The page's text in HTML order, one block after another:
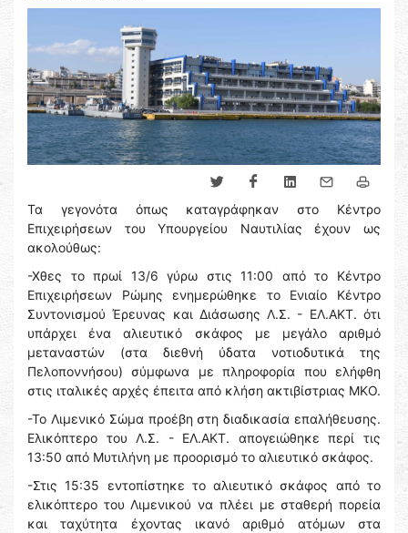
Τα γεγονότα όπως καταγράφηκαν στο Κέντρο
Επιχειρήσεων του Υπουργείου Ναυτιλίας έχουν ως
ακολούθως:
-Χθες το πρωί 13/6 γύρω στις 11:00 από το Κέντρο
Επιχειρήσεων Ρώμης ενημερώθηκε το Ενιαίο Κέντρο
Συντονισμού Έρευνας και Διάσωσης Λ.Σ. - ΕΛ.ΑΚΤ. ότι
υπάρχει ένα αλιευτικό σκάφος με μεγάλο αριθμό
μεταναστών (στα διεθνή ύδατα νοτιοδυτικά της
Πελοποννήσου) σύμφωνα με πληροφορία που ελήφθη
στις ιταλικές αρχές έπειτα από κλήση ακτιβίστριας ΜΚΟ.
-Το Λιμενικό Σώμα προέβη στη διαδικασία επαλήθευσης.
Ελικόπτερο του Λ.Σ. - ΕΛ.ΑΚΤ. απογειώθηκε περί τις
13:50 από Μυτιλήνη με προορισμό το αλιευτικό σκάφος.
-Στις 15:35 εντοπίστηκε το αλιευτικό σκάφος από το
ελικόπτερο του Λιμενικού να πλέει με σταθερή πορεία
και ταχύτητα έχοντας ικανό αριθμό ατόμων στα